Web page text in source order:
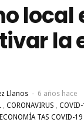
la
Llanos
6 años hace
, CORONAVIRUS ,
TAS COVID-19